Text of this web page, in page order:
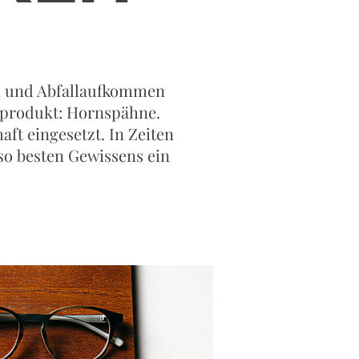
Abfallaufkommen
Hornspähne.
eingesetzt. In Zeiten
besten Gewissens ein